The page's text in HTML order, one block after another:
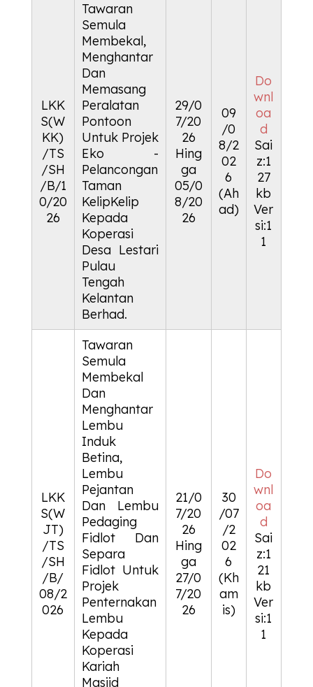
LKK
S(W
KK)
/TS
/SH
/B/1
0/20
26
Tawaran
Semula
Membekal,
Menghantar
Dan
Memasang
Peralatan
Pontoon
Untuk Projek
Eko -
Pelancongan
Taman
KelipKelip
Kepada
Koperasi
Desa Lestari
Pulau
Tengah
Kelantan
Berhad.
29/0
7/20
26
Hing
ga
05/0
8/20
26
09
/0
8/2
02
6
(Ah
ad)
Do
wnl
oa
d
Sai
z:1
27
kb
Ver
si:1
1
LKK
S(W
JT)
/TS
/SH
/B/
08/2
026
Tawaran
Semula
Membekal
Dan
Menghantar
Lembu
Induk
Betina,
Lembu
Pejantan
Dan Lembu
Pedaging
Fidlot Dan
Separa
Fidlot Untuk
Projek
Penternakan
Lembu
Kepada
Koperasi
Kariah
Masjid
21/0
7/20
26
Hing
ga
27/0
7/20
26
30
/07
/2
02
6
(Kh
am
is)
Do
wnl
oa
d
Sai
z:1
21
kb
Ver
si:1
1